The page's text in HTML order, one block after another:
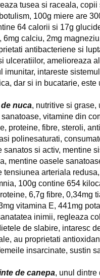
tusea si raceala,
100g miere are
64 calorii si 17g
6mg calciu, 2mg
antibacteriene si
ulceratiilor, amelioreaza
imunitar, intareste
dar si in bucatarie, este
de nuca, nutritive si grase,
vitamine din
proteine, fibre, steroli,
polinesaturati,
sanatos si activ, mentine
mentine oasele
tensiunea arteriala
100g contine 654
6,7g fibre, 0,34mg
vitamina E, 441mg
inimii, regleaza
de slabire, intaresc
au proprietati
insarcinate, sustin
de canepa, unul dintre